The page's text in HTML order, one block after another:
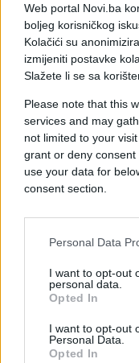
Web portal Novi.ba
boljeg korisničkog
Kolačići su
izmijeniti postavke
Slažete li se sa
Please note that this
services and may
not limited to your
grant or deny
use your data for
consent section.
Personal Data
I want to opt-out
personal data.
Opted In
I want to opt-out
Personal Data.
Opted In
te izražava
odgovarajuće
odgovora od
zatražit će se da
demonstraciju
promiču zaštitu
Također se od
potpunosti
mržnje i poticanje
U tekstu se
preispitaju jesu li
te kritizira različita
privremenog